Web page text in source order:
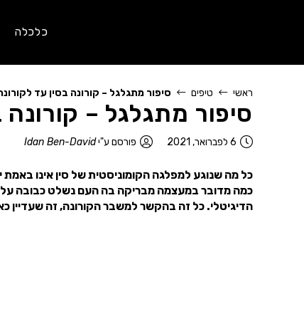
כלכלה
ראשי טיפים סיפור מתגלגל – קורונה בסין עד
סיפור מתגלגל – קורונה
6 לפברואר, 2021 פורסם ע"יIdan Ben-David
כל מה שנוגע למפלגה הקומוניסטית של סין אינו
כמה מדובר במעצמה מבריקה בה העם נשלט כבובה על
הדיגיטלי. כל זה בהקשר למשבר הקורונה, זה שעדיין